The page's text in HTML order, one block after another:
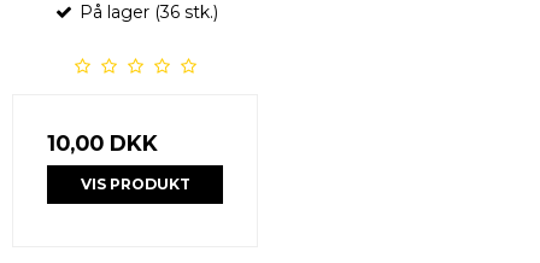
På lager (36 stk.)
10,00 DKK
VIS PRODUKT